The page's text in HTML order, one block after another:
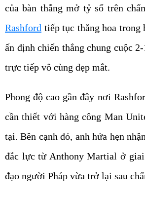
của bàn thắng mở tỷ số trên
Rashford tiếp tục thăng hoa trong
ấn định chiến thắng chung cuộc
trực tiếp vô cùng đẹp mắt.
Phong độ cao gần đây nơi
cần thiết với hàng công Man
tại. Bên cạnh đó, anh hứa hẹn
đắc lực từ Anthony Martial ở
đạo người Pháp vừa trở lại sau